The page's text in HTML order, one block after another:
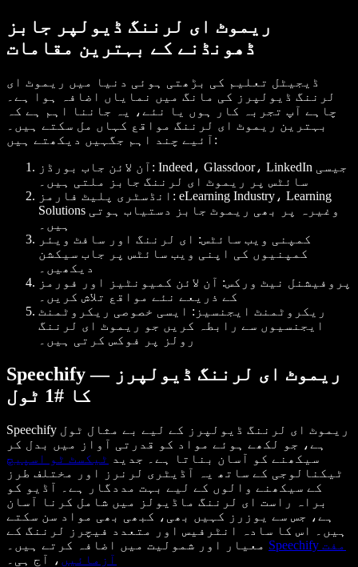
ریموٹ ای لرننگ ڈیولپر جابز
ڈھونڈنے کے بہترین مقامات
ڈیجیٹل تعلیم کی بڑھتی ہوئی دنیا میں ریموٹ ای
لرننگ ڈیولپرز کی مانگ میں نمایاں اضافہ ہوا ہے۔
چاہے آپ تجربہ کار ہوں یا نئے، یہ جاننا اہم ہے کہ
بہترین ریموٹ ای لرننگ مواقع کہاں مل سکتے ہیں۔
آئیے چند اہم جگہیں دیکھتے ہیں:
آن لائن جاب بورڈز: Indeed، Glassdoor، LinkedIn جیسی
سائٹس پر ریموٹ ای لرننگ جابز ملتی ہیں۔
انڈسٹری پلیٹ فارمز: eLearning Industry، Learning
Solutions وغیرہ پر بھی ریموٹ جابز دستیاب ہوتی
ہیں۔
کمپنی ویب سائٹس: ای لرننگ اور سافٹ ویئر
کمپنیوں کی اپنی ویب سائٹس پر جاب سیکشن
دیکھیں۔
پروفیشنل نیٹ ورکس: آن لائن کمیونٹیز اور فورمز
کے ذریعے نئے مواقع تلاش کریں۔
ریکروٹمنٹ ایجنسیز: ایسی خصوصی ریکروٹمنٹ
ایجنسیوں سے رابطہ کریں جو ریموٹ ای لرننگ
رولز پر فوکس کرتی ہیں۔
Speechify — ریموٹ ای لرننگ ڈیولپرز
کا #1 ٹول
Speechify ریموٹ ای لرننگ ڈیولپرز کے لیے بے مثال ٹول
ہے، جو لکھے ہوئے مواد کو قدرتی آواز میں بدل کر
سیکھنے کو آسان بناتا ہے۔ جدید ٹیکسٹ ٹو اسپیچ
ٹیکنالوجی کے ساتھ یہ آڈیٹری لرنرز اور مختلف طرز
کے سیکھنے والوں کے لیے بہت مددگار ہے۔ آڈیو کو
براہ راست ای لرننگ ماڈیولز میں شامل کرنا آسان
ہے، جس سے یوزرز کہیں بھی، کبھی بھی مواد سن سکتے
ہیں۔ اس کا سادہ انٹرفیس اور متعدد فیچرز لرننگ کے
Speechify مفت
آزمائیں ، آج ہی۔